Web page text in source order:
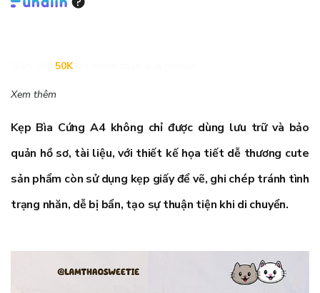
50K
Xem thêm
Kẹp Bìa Cứng A4không chỉ được dùng lưu trữ và bảo
quản hồ sơ, tài liệu, với thiết kế họa tiết dễ thương cute
sản phẩm còn sử dụng kẹp giấy để vẽ, ghi chép tránh tình
trạng nhăn, dễ bị bẩn, tạo sự thuận tiện khi di chuyển.